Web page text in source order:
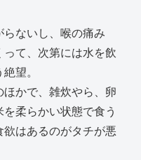
ないし、喉の痛み
て、次第には水を飲
望。
かで、雑炊やら、卵
柔らかい状態で食う
はあるのがタチが悪